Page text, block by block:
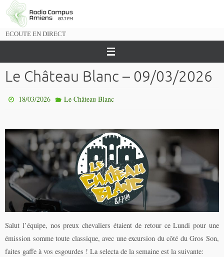
Passer
vers
ECOUTE EN DIRECT
Le Château Blanc – 09/03/2026
18/03/2026 Le Château Blanc
Salut l’équipe, nos preux chevaliers étaient de retour ce Lundi pour une
émission somme toute classique, avec une excursion du côté du Gros Son,
faites gaffe à vos esgourdes ! La selecta de la semaine est la suivante: